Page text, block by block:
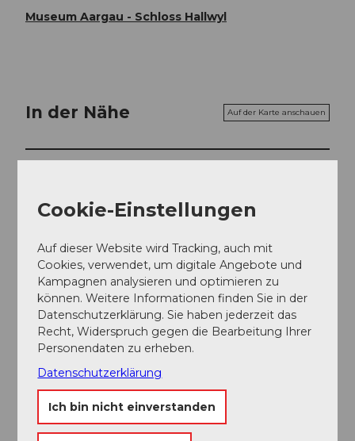
Museum Aargau - Schloss Hallwyl
In der Nähe Auf der Karte anschauen
Essen und Trinken
Veranstaltungsort
Schloss Hallwyl
Burgweg
5707Seengen
Website
Cookie-Einstellungen
Auf dieser Website wird Tracking, auch mit
Cookies, verwendet, um digitale Angebote und
Kampagnen analysieren und optimieren zu
können. Weitere Informationen finden Sie in der
Datenschutzerklärung. Sie haben jederzeit das
Recht, Widerspruch gegen die Bearbeitung Ihrer
Personendaten zu erheben.
Datenschutzerklärung
Ich bin nicht einverstanden